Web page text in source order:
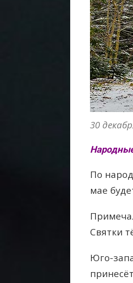
30
По
мае
Святки
Юго-